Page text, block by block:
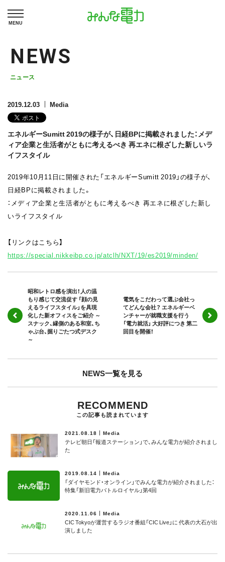
MENU
NEWS
ニュース
2019.12.03 Media
エネルギーSumitt 2019の様子が、日経BPに掲載されました：メデ
ィア企業と生活者がともに考えるべき 再エネに根ざした新しいラ
イフスタイル
2019年10月11日に開催された「エネルギーSumitt 2019」の様子が、
日経BPに掲載されました。
：メディア企業と生活者がともに考えるべき 再エネに根ざした新し
いライフスタイル
【リンクはこちら】
https://special.nikkeibp.co.jp/atclh/NXT/19/es2019/minden/
昭和レトロ感を演出！人の温
もり感じて交流促す 「顔の見
えるライフスタイル」を具現
化した新オフィスをご紹介 ～
スナック、縁側のある和室、ち
ゃぶ台、掘りごたつ式デスク
～
電気をこだわって選ぶ会社っ
てどんな会社？ エネルギーベ
ンチャーが就職支援を行う
「電力就活」 大好評につき 第二
回目を開催！
NEWS一覧を見る
RECOMMEND
この記事も読まれています
2021.08.18 Media
テレビ朝日「報道ステーション」で、みんな電力が紹介されまし
た
2019.08.14 Media
「ダイヤモンド・オンライン」でみんな電力が紹介されました：
特集「新旧電力バトルロイヤル」第4回
2020.11.06 Media
CIC Tokyoが運営するラジオ番組「CIC Live」に 代表の大石が出
演しました